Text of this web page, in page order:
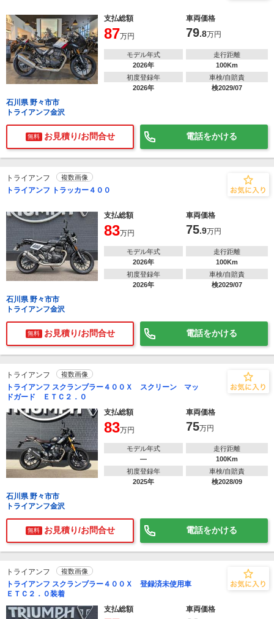
支払総額 車両価格
87万円 79.8万円
モデル年式
2026年
走行距離
100Km
初度登録年
2026年
車検/自賠責
検2029/07
石川県 野々市市
トライアンフ金沢
無料 お見積り/お問合せ 電話をかける
トライアンフ 複数画像
トライアンフ トラッカー４００
支払総額 車両価格
83万円 75.9万円
モデル年式
2026年
走行距離
100Km
初度登録年
2026年
車検/自賠責
検2029/07
石川県 野々市市
トライアンフ金沢
無料 お見積り/お問合せ 電話をかける
トライアンフ 複数画像
トライアンフ スクランブラー４００Ｘ スクリーン マッ
ドガード ＥＴＣ２．０
支払総額
車両価格
83万円 75万円
モデル年式
―
走行距離
100Km
初度登録年
2025年
車検/自賠責
検2028/09
石川県 野々市市
トライアンフ金沢
無料 お見積り/お問合せ 電話をかける
トライアンフ 複数画像
トライアンフ スクランブラー４００Ｘ 登録済未使用車
ＥＴＣ２．０装着
支払総額
車両価格